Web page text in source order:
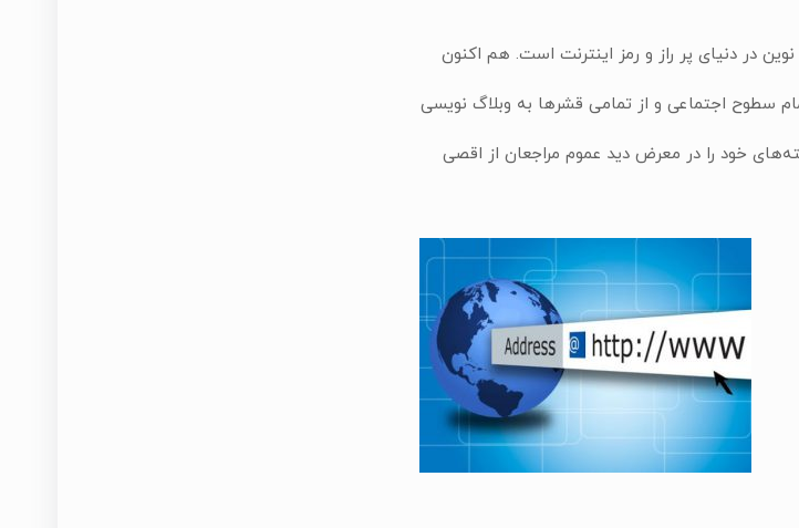
در دنیای پر راز و رمز اینترنت است. هم اکنون
سطوح اجتماعی و از تمامی قشرها به وبلاگ نویسی
خود را در معرض دید عموم مراجعان از اقصی